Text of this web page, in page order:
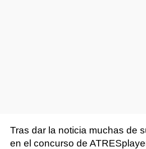
Tras dar la noticia muchas de
en el concurso de